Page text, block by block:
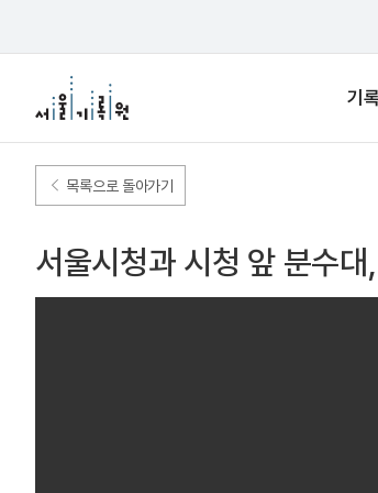
기
목록으로 돌아가기
서울시청과 시청 앞 분수